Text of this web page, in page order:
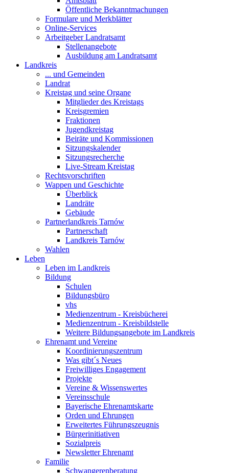
Öffentliche Bekanntmachungen
Formulare und Merkblätter
Online-Services
Arbeitgeber Landratsamt
Stellenangebote
Ausbildung am Landratsamt
Landkreis
... und Gemeinden
Landrat
Kreistag und seine Organe
Mitglieder des Kreistags
Kreisgremien
Fraktionen
Jugendkreistag
Beiräte und Kommissionen
Sitzungskalender
Sitzungsrecherche
Live-Stream Kreistag
Rechtsvorschriften
Wappen und Geschichte
Überblick
Landräte
Gebäude
Partnerlandkreis Tarnów
Partnerschaft
Landkreis Tarnów
Wahlen
Leben
Leben im Landkreis
Bildung
Schulen
Bildungsbüro
vhs
Medienzentrum - Kreisbücherei
Medienzentrum - Kreisbildstelle
Weitere Bildungsangebote im Landkreis
Ehrenamt und Vereine
Koordinierungszentrum
Was gibt´s Neues
Freiwilliges Engagement
Projekte
Vereine & Wissenswertes
Vereinsschule
Bayerische Ehrenamtskarte
Orden und Ehrungen
Erweitertes Führungszeugnis
Bürgerinitiativen
Sozialpreis
Newsletter Ehrenamt
Familie
Schwangerenberatung